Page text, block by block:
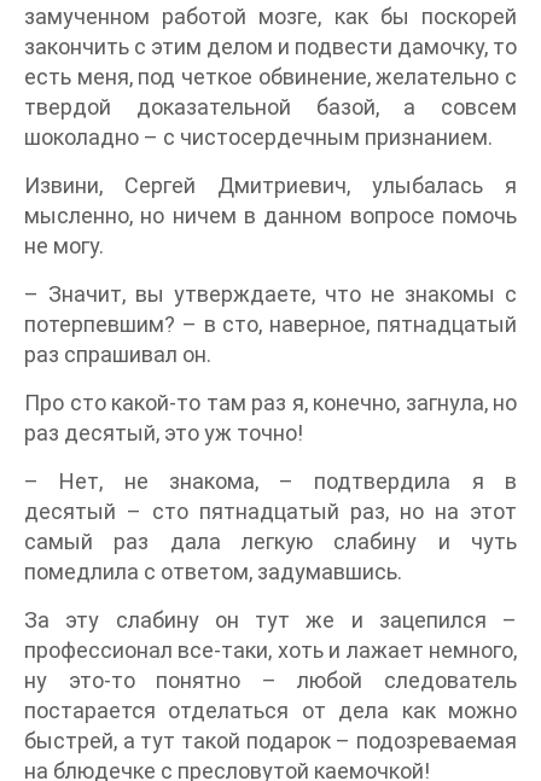
замученном работой мозге, как бы поскорей
закончить с этим делом и подвести дамочку, то
есть меня, под четкое обвинение, желательно с
твердой доказательной базой, а совсем
шоколадно – с чистосердечным признанием.
Извини, Сергей Дмитриевич, улыбалась я
мысленно, но ничем в данном вопросе помочь
не могу.
– Значит, вы утверждаете, что не знакомы с
потерпевшим? – в сто, наверное, пятнадцатый
раз спрашивал он.
Про сто какой-то там раз я, конечно, загнула, но
раз десятый, это уж точно!
– Нет, не знакома, – подтвердила я в
десятый – сто пятнадцатый раз, но на этот
самый раз дала легкую слабину и чуть
помедлила с ответом, задумавшись.
За эту слабину он тут же и зацепился –
профессионал все-таки, хоть и лажает немного,
ну это-то понятно – любой следователь
постарается отделаться от дела как можно
быстрей, а тут такой подарок – подозреваемая
на блюдечке с пресловутой каемочкой!